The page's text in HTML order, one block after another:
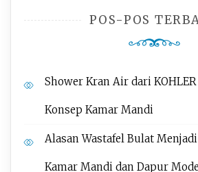
POS-POS
Shower Kran Air dari
Konsep Kamar Mandi
Alasan Wastafel Bulat
Kamar Mandi dan Dapur